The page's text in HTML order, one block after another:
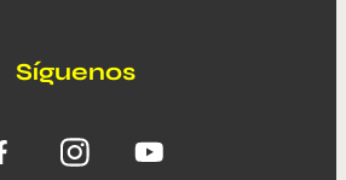
Síguenos